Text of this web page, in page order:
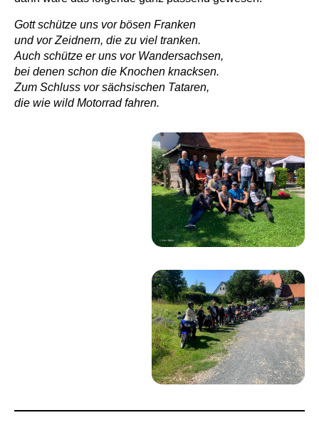
Gott schütze uns vor bösen Franken
und vor Zeidnern, die zu viel tranken.
Auch schütze er uns vor Wandersachsen,
bei denen schon die Knochen knacksen.
Zum Schluss vor sächsischen Tataren,
die wie wild Motorrad fahren.